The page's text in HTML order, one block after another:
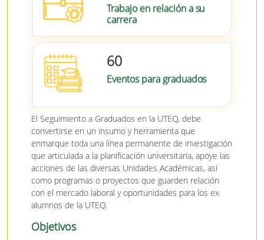
Trabajo en relación a su
carrera
60
Eventos para graduados
El Seguimiento a Graduados en la UTEQ, debe
convertirse en un insumo y herramienta que
enmarque toda una línea permanente de investigación
que articulada a la planificación universitaria, apoye las
acciones de las diversas Unidades Académicas, así
como programas o proyectos que guarden relación
con el mercado laboral y oportunidades para los ex
alumnos de la UTEQ.
Objetivos